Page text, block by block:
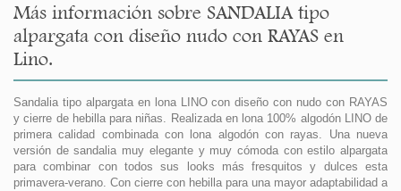
Más información sobre SANDALIA tipo
alpargata con diseño nudo con RAYAS en
Lino.
Sandalia tipo alpargata en lona LINO con diseño con nudo con RAYAS
y cierre de hebilla para niñas. Realizada en lona 100% algodón LINO de
primera calidad combinada con lona algodón con rayas. Una nueva
versión de sandalia muy elegante y muy cómoda con estilo alpargata
para combinar con todos sus looks más fresquitos y dulces esta
primavera-verano. Con cierre con hebilla para una mayor adaptabilidad a